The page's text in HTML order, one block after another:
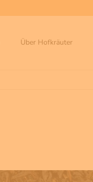
Über Hofkräuter